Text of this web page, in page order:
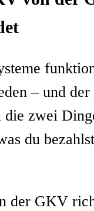
– und
die zwei
du
der GKV